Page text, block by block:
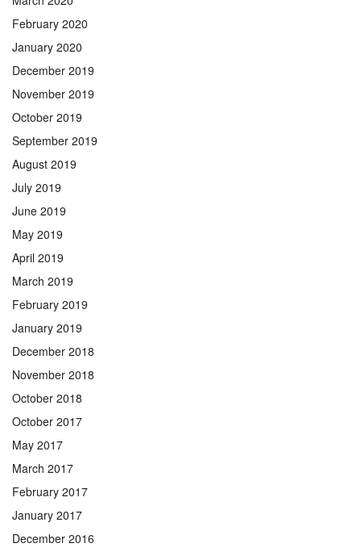
February 2020
January 2020
December 2019
November 2019
October 2019
September 2019
August 2019
July 2019
June 2019
May 2019
April 2019
March 2019
February 2019
January 2019
December 2018
November 2018
October 2018
October 2017
May 2017
March 2017
February 2017
January 2017
December 2016